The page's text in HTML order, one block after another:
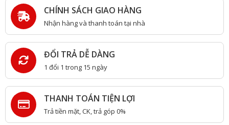
CHÍNH SÁCH GIAO HÀNG
Nhận hàng và thanh toán tại nhà
ĐỔI TRẢ DỄ DÀNG
1 đổi 1 trong 15 ngày
THANH TOÁN TIỆN LỢI
Trả tiền mặt, CK, trả góp 0%